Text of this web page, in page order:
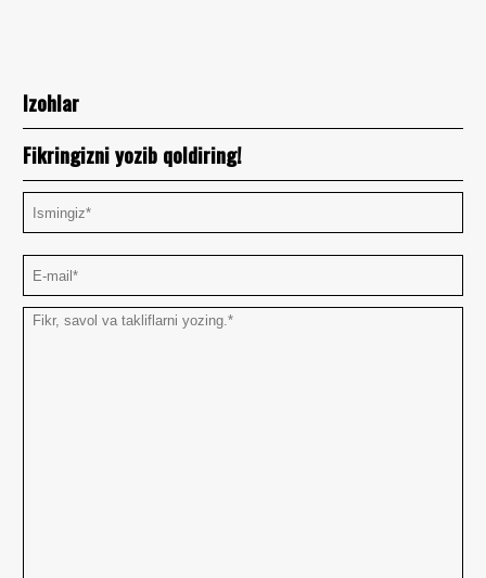
Izohlar
Fikringizni yozib qoldiring!